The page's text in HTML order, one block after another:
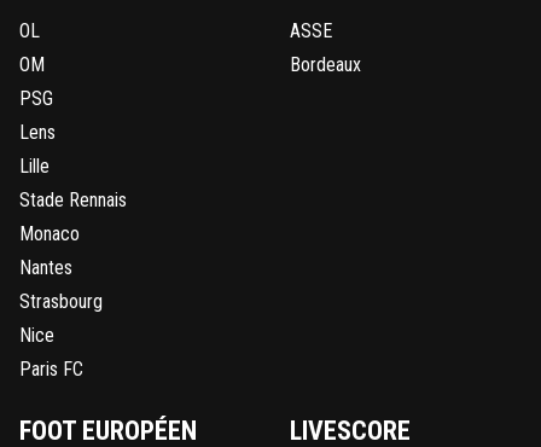
OL
OM
PSG
Lens
Lille
Stade Rennais
Monaco
Nantes
Strasbourg
Nice
Paris FC
ASSE
Bordeaux
FOOT EUROPÉEN LIVESCORE